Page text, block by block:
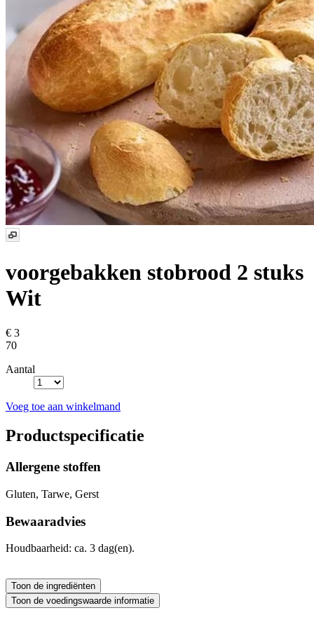
voorgebakken stobrood 2 stuks
Wit
€ 3
70
Aantal
Voeg toe aan winkelmand
Productspecificatie
Allergene stoffen
Gluten, Tarwe, Gerst
Bewaaradvies
Houdbaarheid: ca. 3 dag(en).